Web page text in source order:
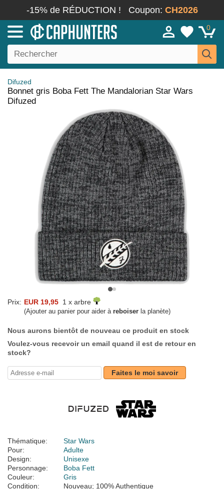
-15% de RÉDUCTION ! Coupon: CH2026
0
Difuzed
Bonnet gris Boba Fett The Mandalorian Star Wars
Difuzed
Prix: EUR 19,95 1 x arbre
(Ajouter au panier pour aider à reboiser la planète)
Nous aurons bientôt de nouveau ce produit en stock
Voulez-vous recevoir un email quand il est de retour en
stock?
Faites le moi savoir
Thématique:
Star Wars
Pour:
Adulte
Design:
Unisexe
Personnage:
Boba Fett
Couleur:
Gris
Condition:
Nouveau; 100% Authentique